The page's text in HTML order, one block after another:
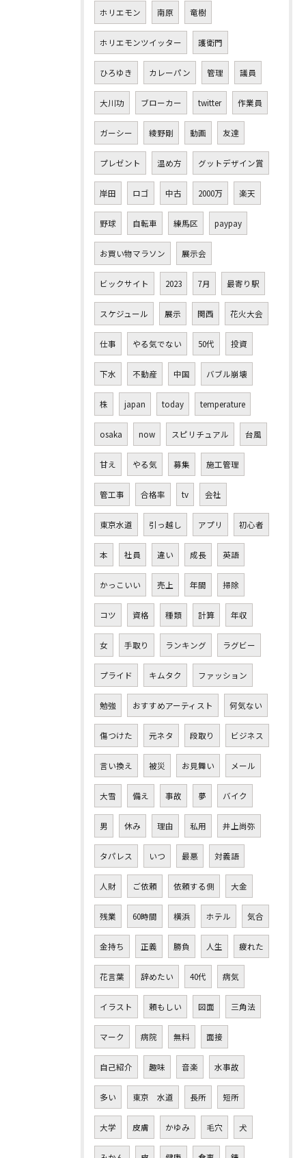
ホリエモン 南原 竜樹
ホリエモンツイッター 護衛門
ひろゆき カレーパン 管理 議員
大川功 ブローカー twitter 作業員
ガーシー 綾野剛 動画 友達
プレゼント 温め方 グットデザイン賞
岸田 ロゴ 中古 2000万 楽天
野球 自転車 練馬区 paypay
お買い物マラソン 展示会
ビックサイト 2023 7月 最寄り駅
スケジュール 展示 関西 花火大会
仕事 やる気でない 50代 投資
下水 不動産 中国 バブル崩壊
株 japan today temperature
osaka now スピリチュアル 台風
甘え やる気 募集 施工管理
管工事 合格率 tv 会社
東京水道 引っ越し アプリ 初心者
本 社員 違い 成長 英語
かっこいい 売上 年間 掃除
コツ 資格 種類 計算 年収
女 手取り ランキング ラグビー
プライド キムタク ファッション
勉強 おすすめアーティスト 何気ない
傷つけた 元ネタ 段取り ビジネス
言い換え 被災 お見舞い メール
大雪 備え 事故 夢 バイク
男 休み 理由 私用 井上尚弥
タパレス いつ 最悪 対義語
人財 ご依頼 依頼する側 大金
残業 60時間 横浜 ホテル 気合
金持ち 正義 勝負 人生 疲れた
花言葉 辞めたい 40代 病気
イラスト 頼もしい 図面 三角法
マーク 病院 無料 面接
自己紹介 趣味 音楽 水事故
多い 東京 水道 長所 短所
大学 皮膚 かゆみ 毛穴 犬